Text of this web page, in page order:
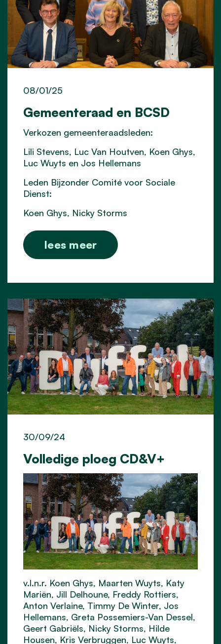
Gemeenteraad en BCSD
08/01/25
Verkozen gemeenteraadsleden:
Lili Stevens, Luc Van Houtven, Koen Ghys,
Luc Wuyts en Jos Hellemans
Leden Bijzonder Comité voor Sociale
Dienst:
Koen Ghys, Nicky Storms
lees meer
Volledige ploeg CD&V+
30/09/24
v.l.n.r. Koen Ghys, Maarten Wuyts, Katy
Mariën, Jill Delhoune, Freddy Rottiers,
Anton Verlaine, Timmy De Winter, Jos
Hellemans, Greta Possemiers-Van Dessel,
Geert Gabriëls, Nicky Storms, Hilde
Housen, Kris Verbruggen, Luc Wuyts,